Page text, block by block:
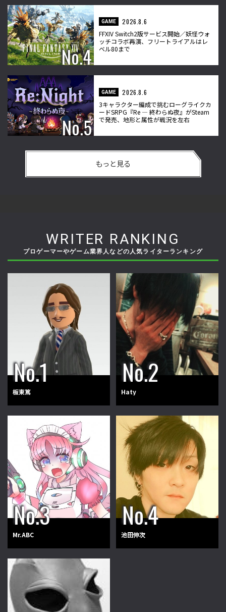
GAME
2026.8.6
FFXIV Switch2版サービス開始／妖怪ウォ
ッチコラボ再演、フリートライアルはレ
ベル80まで
GAME
2026.8.6
3キャラクター編成で挑むローグライクカ
ードSRPG『Re ― 終わらぬ夜』がSteam
で発売、地形と属性が戦況を左右
もっと見る
WRITER RANKING
プロゲーマーやゲーム業界人などの人気ライターランキング
板東篤 Haty
Mr.ABC 池田伸次